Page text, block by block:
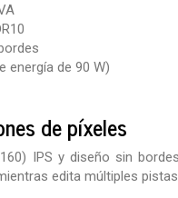
energía de 90 W)
de píxeles
IPS y diseño sin
edita múltiples